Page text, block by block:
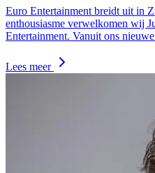
Euro Entertainment breidt uit in
enthousiasme verwelkomen wij
Entertainment. Vanuit ons
Lees meer